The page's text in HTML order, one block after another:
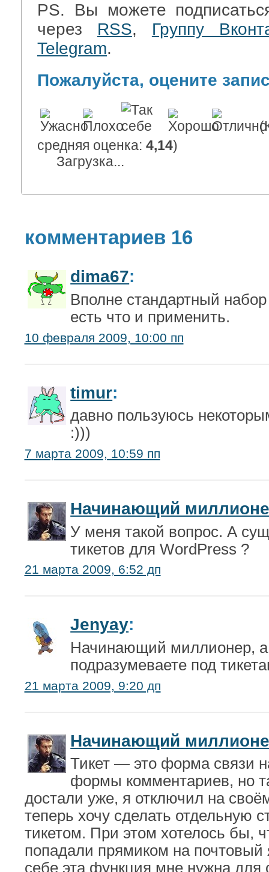
PS. Вы можете
через RSS, Группу
Telegram.
Пожалуйста, оцените
средняя оценка: 4,14)
Загрузка...
комментариев 16
dima67:
Вполне стандартный
есть что и применить.
10 февраля 2009, 10:00 пп
timur:
давно пользуюсь
:)))
7 марта 2009, 10:59 пп
Начинающий
У меня такой вопрос. А
тикетов для WordPress ?
21 марта 2009, 6:52 дп
Jenyay:
Начинающий миллионер,
подразумеваете под
21 марта 2009, 9:20 дп
Начинающий
Тикет — это форма связи
формы комментариев, но
достали уже, я отключил на
теперь хочу сделать отдельную
тикетом. При этом хотелось бы,
попадали прямиком на
себе эта функция мне нужна для